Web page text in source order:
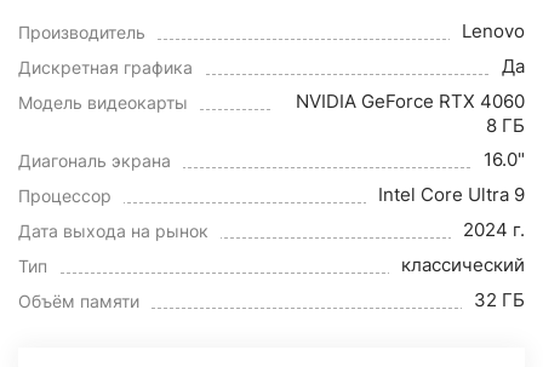
Производитель Lenovo
Дискретная графика Да
Модель видеокарты
NVIDIA GeForce RTX 4060
8 ГБ
Диагональ экрана 16.0"
Процессор Intel Core Ultra 9
Дата выхода на рынок 2024 г.
Тип классический
Объём памяти 32 ГБ